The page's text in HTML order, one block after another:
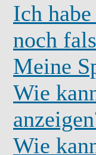
Ich
noch
Meine
Wie
Wie